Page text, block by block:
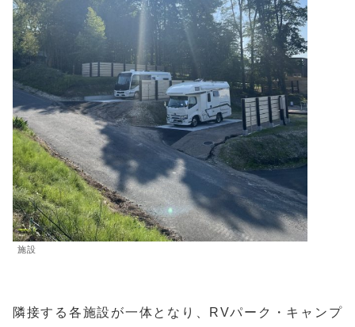
施設
隣接する各施設が一体となり、RVパーク・キャンプ